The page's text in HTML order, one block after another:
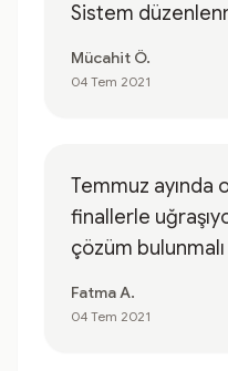
Sistem
Mücahit Ö.
04 Tem 2021
Temmuz ayında
finallerle
çözüm bulunmalı
Fatma A.
04 Tem 2021